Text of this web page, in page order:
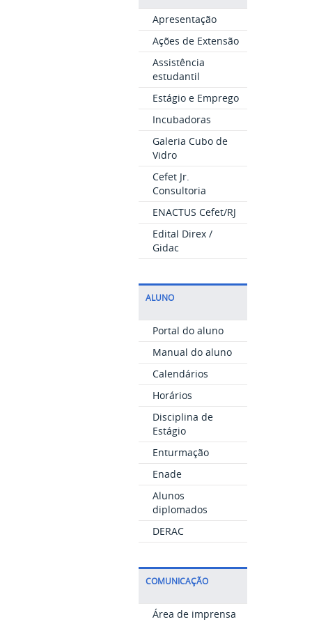
Apresentação
Ações de Extensão
Assistência
estudantil
Estágio e Emprego
Incubadoras
Galeria Cubo de
Vidro
Cefet Jr.
Consultoria
ENACTUS Cefet/RJ
Edital Direx /
Gidac
ALUNO
Portal do aluno
Manual do aluno
Calendários
Horários
Disciplina de
Estágio
Enturmação
Enade
Alunos
diplomados
DERAC
COMUNICAÇÃO
Área de imprensa